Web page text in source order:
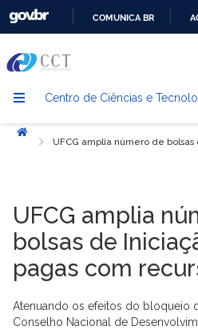
COMUNICA BR
Centro de Ciências e
Início
UFCG amplia número de
UFCG amplia
bolsas de
pagas com
Atenuando os efeitos do bloqueio
Conselho Nacional de